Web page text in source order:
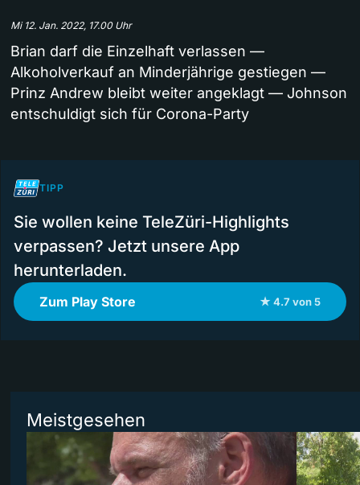
Mi 12. Jan. 2022, 17.00 Uhr
Brian darf die Einzelhaft verlassen —
Alkoholverkauf an Minderjährige gestiegen —
Prinz Andrew bleibt weiter angeklagt — Johnson
entschuldigt sich für Corona-Party
TIPP
Sie wollen keine TeleZüri-Highlights
verpassen? Jetzt unsere App
herunterladen.
Zum Play Store ★ 4.7 von 5
Meistgesehen